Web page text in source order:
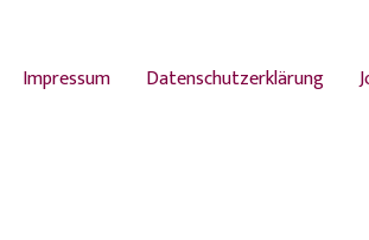
Impressum Datenschutzerklärung